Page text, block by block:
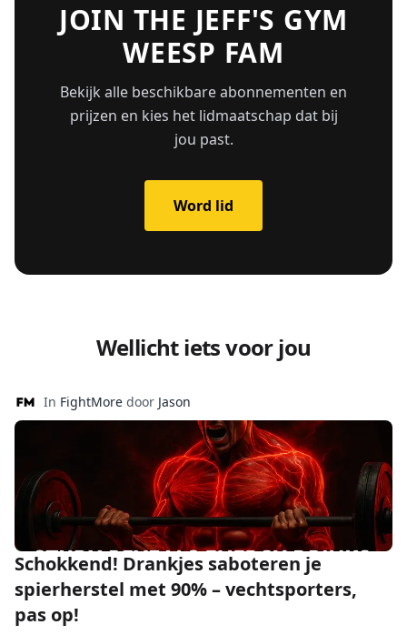
JOIN THE JEFF'S GYM
WEESP FAM
Bekijk alle beschikbare abonnementen en
prijzen en kies het lidmaatschap dat bij
jou past.
Word lid
Wellicht iets voor jou
In FightMore door Jason
Schokkend! Drankjes saboteren je
spierherstel met 90% – vechtsporters,
pas op!